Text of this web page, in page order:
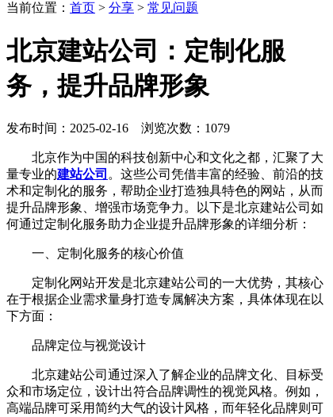
当前位置： 首页 > 分享 > 常见问题
北京建站公司：定制化服
务，提升品牌形象
发布时间：2025-02-16 浏览次数：1079
北京作为中国的科技创新中心和文化之都，汇聚了大
量专业的建站公司 。这些公司凭借丰富的经验、前沿的技
术和定制化的服务，帮助企业打造独具特色的网站，从而
提升品牌形象、增强市场竞争力。以下是北京建站公司如
何通过定制化服务助力企业提升品牌形象的详细分析：
一、定制化服务的核心价值
定制化网站开发是北京建站公司的一大优势，其核心
在于根据企业需求量身打造专属解决方案，具体体现在以
下方面：
品牌定位与视觉设计
北京建站公司通过深入了解企业的品牌文化、目标受
众和市场定位，设计出符合品牌调性的视觉风格。例如，
高端品牌可采用简约大气的设计风格，而年轻化品牌则可